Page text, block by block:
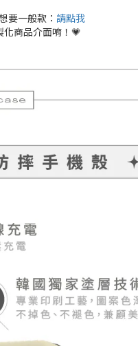
要一般款： 請點我
化商品介面唷！💗